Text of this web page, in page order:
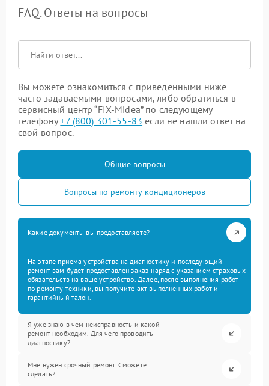
FAQ. Ответы на вопросы
Вы можете ознакомиться с приведенными ниже
часто задаваемыми вопросами, либо обратиться в
сервисный центр “FIX-Midea” по следующему
телефону+7 (800) 301-55-83 если не нашли ответ на
свой вопрос.
Общие вопросы
Вопросы по ремонту кондиционеров
Какие документы вы предоставляете?
На этапе приема устройства на диагностику и последующий
ремонт вам будет предоставлен заказ-наряд с указанием страховых
обязательств на ваше устройство. Далее, после выполнения работ
по ремонту техники, вы получите акт выполненных работ и
гарантийный талон.
Я уже знаю в чем неисправность и какой
ремонт необходим. Для чего проводить
диагностику?
Мне нужен срочный ремонт. Сможете
сделать?